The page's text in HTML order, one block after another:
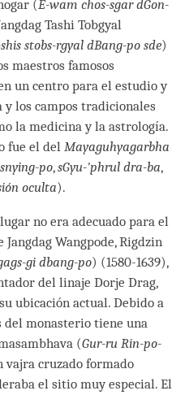
(E-wam chos-sgar dGon-
Tashi Tobgyal
stobs-rgyal dBang-po sde)
maestros famosos
un centro para el estudio y
los campos tradicionales
la medicina y la astrología.
fue el del Mayaguhyagarbha
po,sGyu-'phrul dra-ba,
oculta).
no era adecuado para el
Wangpode, Rigdzin
gi dbang-po) (1580-1639),
del linaje Dorje Drag,
ubicación actual. Debido a
del monasterio tiene una
(Gur-ru Rin-po-
vajra cruzado formado
el sitio muy especial. El